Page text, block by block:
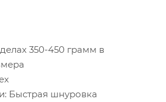
350-450 грамм в
Быстрая шнуровка